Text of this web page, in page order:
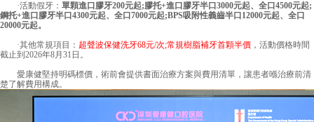
·活動假牙： 單顆進口膠牙200元起;膠托+進口膠牙半口3000元起、全口4500元起;
鋼托+進口膠牙半口4300元起、全口7000元起;BPS吸附性義齒半口12000元起、全口
20000元起。
·其他常規項目： 超聲波保健洗牙68元/次;常規樹脂補牙首顆半價 ，活動價格時間
截止到2026年8月31日。
愛康健堅持明碼標價，術前會提供書面治療方案與費用清單，讓患者喺治療前清
楚了解費用構成。